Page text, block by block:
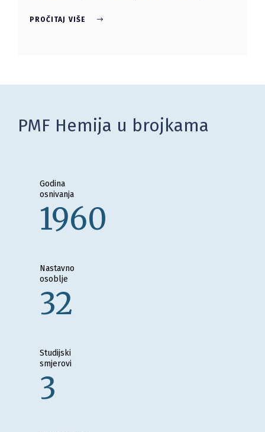
PROČITAJ VIŠE
PMF Hemija u brojkama
Godina
osnivanja
1960
Nastavno
osoblje
32
Studijski
smjerovi
3